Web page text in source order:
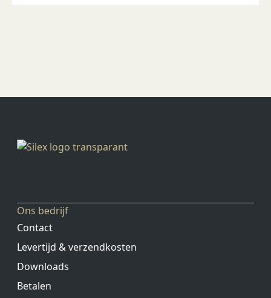
Ons bedrijf
Contact
Levertijd & verzendkosten
Downloads
Betalen